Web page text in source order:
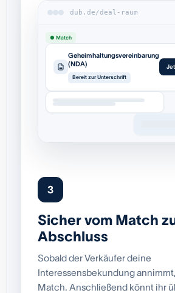
dub.de/deal-raum
● Match
Geheimhaltungsvereinbarung
(NDA)
Bereit zur Unterschrift
3
Sicher vom Match
Abschluss
Sobald der Verkäufer deine
Interessensbekundung
Match. Anschließend könnt ihr